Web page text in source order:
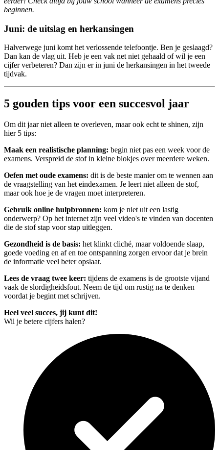
beginnen.
Juni: de uitslag en herkansingen
Halverwege juni komt het verlossende telefoontje. Ben je geslaagd?
Dan kan de vlag uit. Heb je een vak net niet gehaald of wil je een
cijfer verbeteren? Dan zijn er in juni de herkansingen in het tweede
tijdvak.
5 gouden tips voor een succesvol jaar
Om dit jaar niet alleen te overleven, maar ook echt te shinen, zijn
hier 5 tips:
Maak een realistische planning: begin niet pas een week voor de
examens. Verspreid de stof in kleine blokjes over meerdere weken.
Oefen met oude examens: dit is de beste manier om te wennen aan
de vraagstelling van het eindexamen. Je leert niet alleen de stof,
maar ook hoe je de vragen moet interpreteren.
Gebruik online hulpbronnen: kom je niet uit een lastig
onderwerp? Op het internet zijn veel video's te vinden van docenten
die de stof stap voor stap uitleggen.
Gezondheid is de basis: het klinkt cliché, maar voldoende slaap,
goede voeding en af en toe ontspanning zorgen ervoor dat je brein
de informatie veel beter opslaat.
Lees de vraag twee keer: tijdens de examens is de grootste vijand
vaak de slordigheidsfout. Neem de tijd om rustig na te denken
voordat je begint met schrijven.
Heel veel succes, jij kunt dit!
Wil je betere cijfers halen?